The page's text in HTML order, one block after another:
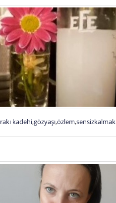
rakı kadehi,gözyaşı,özlem,sensizkalmak